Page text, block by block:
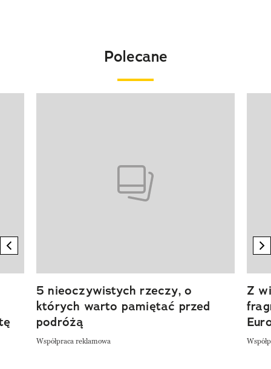
Polecane
previous element
5 nieoczywistych rzeczy, o
których warto pamiętać przed
podróżą
Współpraca reklamowa
Z